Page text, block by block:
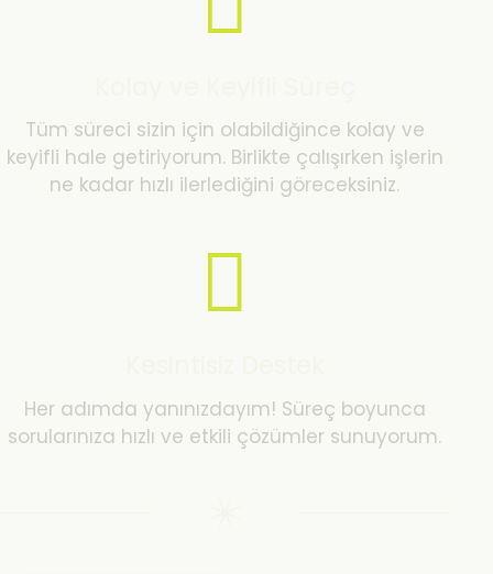
Tüm süreci sizin için olabildiğince kolay ve
keyifli hale getiriyorum. Birlikte çalışırken işlerin
ne kadar hızlı ilerlediğini göreceksiniz.
Her adımda yanınızdayım! Süreç boyunca
sorularınıza hızlı ve etkili çözümler sunuyorum.